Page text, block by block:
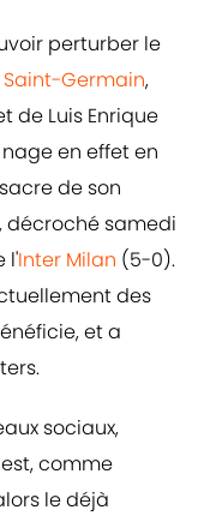
perturber le
Saint-Germain,
de Luis Enrique
en effet en
de son
, décroché samedi
l'Inter Milan (5-0).
des
et a
sociaux,
comme
le déjà